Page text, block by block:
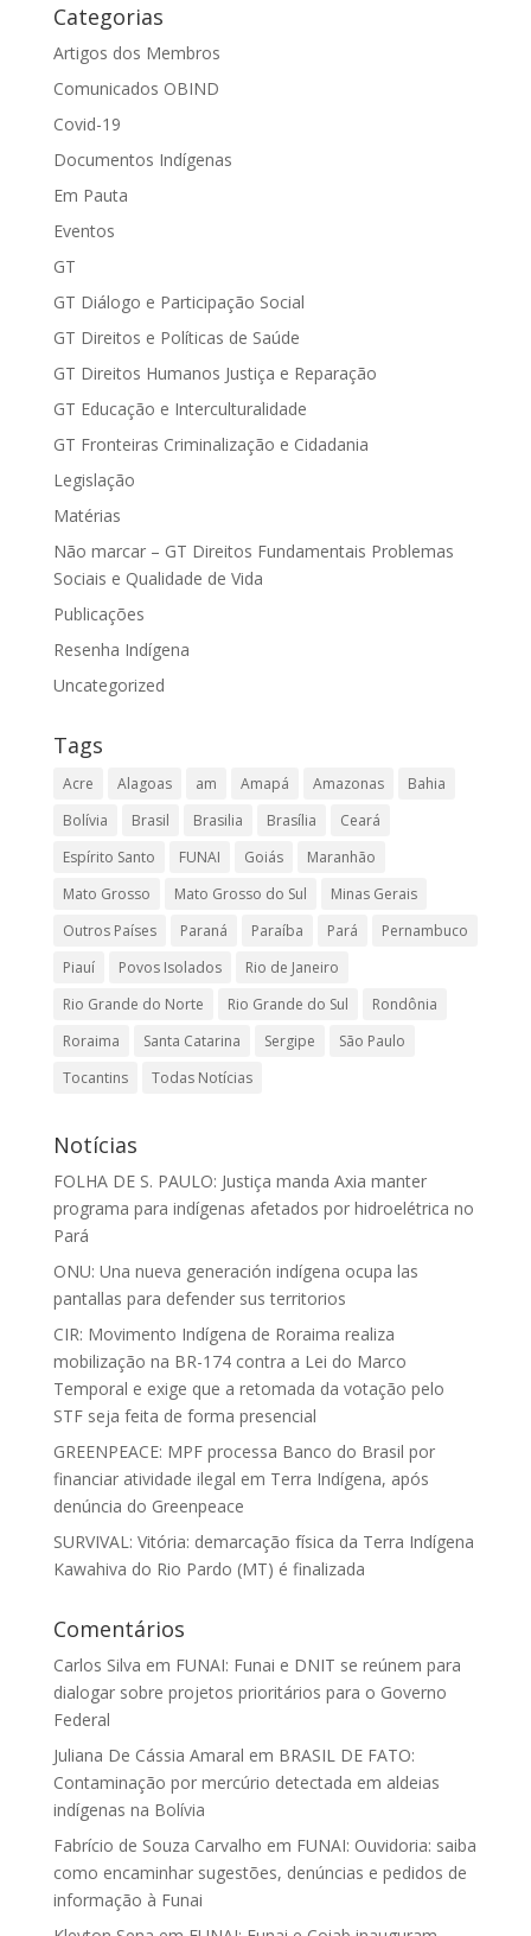
Categorias
Artigos dos Membros
Comunicados OBIND
Covid-19
Documentos Indígenas
Em Pauta
Eventos
GT
GT Diálogo e Participação Social
GT Direitos e Políticas de Saúde
GT Direitos Humanos Justiça e Reparação
GT Educação e Interculturalidade
GT Fronteiras Criminalização e Cidadania
Legislação
Matérias
Não marcar – GT Direitos Fundamentais Problemas
Sociais e Qualidade de Vida
Publicações
Resenha Indígena
Uncategorized
Tags
Acre Alagoas am Amapá Amazonas
Bahia
Bolívia
Brasil Brasilia Brasília
Ceará
Espírito Santo
FUNAI Goiás
Maranhão
Mato Grosso
Mato Grosso do Sul
Minas Gerais
Outros Países
Paraná Paraíba Pará
Pernambuco
Piauí
Povos Isolados
Rio de Janeiro
Rio Grande do Norte
Rio Grande do Sul
Rondônia
Roraima
Santa Catarina Sergipe
São Paulo
Tocantins
Todas Notícias
Notícias
FOLHA DE S. PAULO: Justiça manda Axia manter
programa para indígenas afetados por hidroelétrica no
Pará
ONU: Una nueva generación indígena ocupa las
pantallas para defender sus territorios
CIR: Movimento Indígena de Roraima realiza
mobilização na BR-174 contra a Lei do Marco
Temporal e exige que a retomada da votação pelo
STF seja feita de forma presencial
GREENPEACE: MPF processa Banco do Brasil por
financiar atividade ilegal em Terra Indígena, após
denúncia do Greenpeace
SURVIVAL: Vitória: demarcação física da Terra Indígena
Kawahiva do Rio Pardo (MT) é finalizada
Comentários
Carlos Silva em FUNAI: Funai e DNIT se reúnem para
dialogar sobre projetos prioritários para o Governo
Federal
Juliana De Cássia Amaral em BRASIL DE FATO:
Contaminação por mercúrio detectada em aldeias
indígenas na Bolívia
Fabrício de Souza Carvalho em FUNAI: Ouvidoria: saiba
como encaminhar sugestões, denúncias e pedidos de
informação à Funai